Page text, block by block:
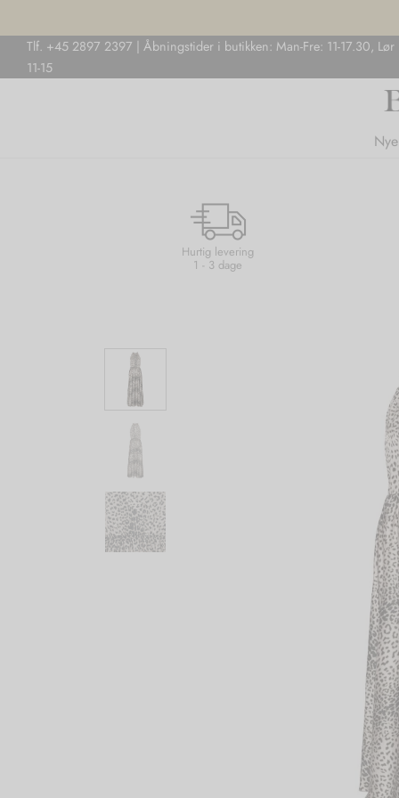
Tlf. +45 2897 2397 | Åbningstider i butikken: Man-Fre: 11-17.30, Lør
11-15
Hurtig levering
1 - 3 dage